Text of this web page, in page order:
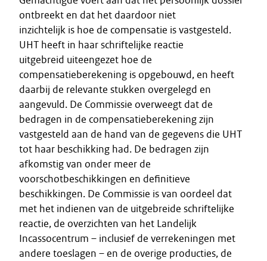
ontbreekt en dat het daardoor niet
inzichtelijk is hoe de compensatie is vastgesteld.
UHT heeft in haar schriftelijke reactie
uitgebreid uiteengezet hoe de
compensatieberekening is opgebouwd, en heeft
daarbij de relevante stukken overgelegd en
aangevuld. De Commissie overweegt dat de
bedragen in de compensatieberekening zijn
vastgesteld aan de hand van de gegevens die UHT
tot haar beschikking had. De bedragen zijn
afkomstig van onder meer de
voorschotbeschikkingen en definitieve
beschikkingen. De Commissie is van oordeel dat
met het indienen van de uitgebreide schriftelijke
reactie, de overzichten van het Landelijk
Incassocentrum – inclusief de verrekeningen met
andere toeslagen – en de overige producties, de